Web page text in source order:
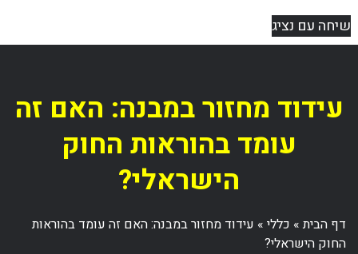
שיחה עם נציג
עידוד מחזור במבנה: האם זה
עומד בהוראות החוק
הישראלי?
דף הבית» כללי» עידוד מחזור במבנה: האם זה עומד בהוראות
החוק הישראלי?